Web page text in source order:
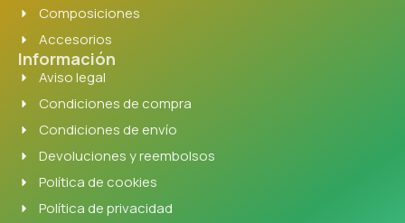
Composiciones
Accesorios
Información
Aviso legal
Condiciones de compra
Condiciones de envío
Devoluciones y reembolsos
Política de cookies
Política de privacidad